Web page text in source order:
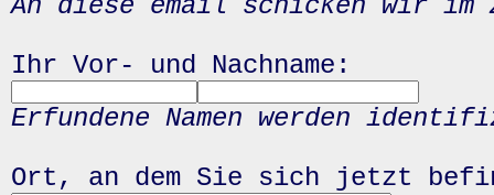
An diese email schicken wir
Ihr Vor- und Nachname:
Erfundene Namen werden
Ort, an dem Sie sich jetzt